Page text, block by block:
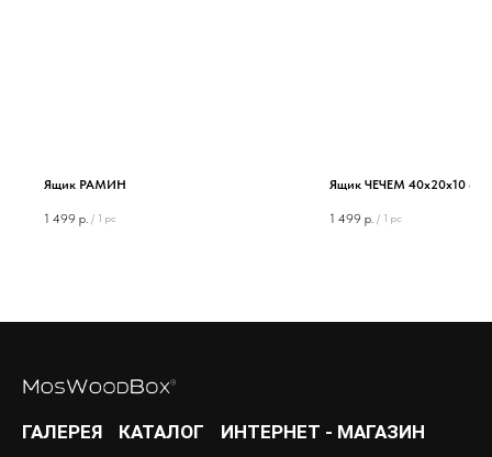
Ящик РАМИН
1 499 р. / 1 pc
Ящик ЧЕЧЕМ 40х20х10 см
1 499 р. / 1 pc
ГАЛЕРЕЯ КАТАЛОГ
ИНТЕРНЕТ - МАГАЗИН